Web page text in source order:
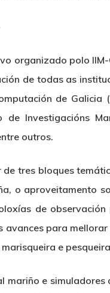
organizado polo
de todas as
de
de Investigacións
outros.
tres bloques
o aproveitamento
de
avances para
e
mariño e